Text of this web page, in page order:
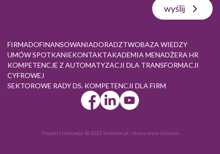
wyślij
FIRMADOFINANSOWANIADORADZTWOBAZA WIEDZY
UMÓW SPOTKANIEKONTAKTAKADEMIA MENADŻERA HR
KOMPETENCJE Z AUTOMATYZACJI DLA TRANSFORMACJI
CYFROWEJ
SEKTOROWE RADY DS. KOMPETENCJI DLA FIRM
Projekt i realizacja: © 2022 Webtom.pl / strony www Gniezno